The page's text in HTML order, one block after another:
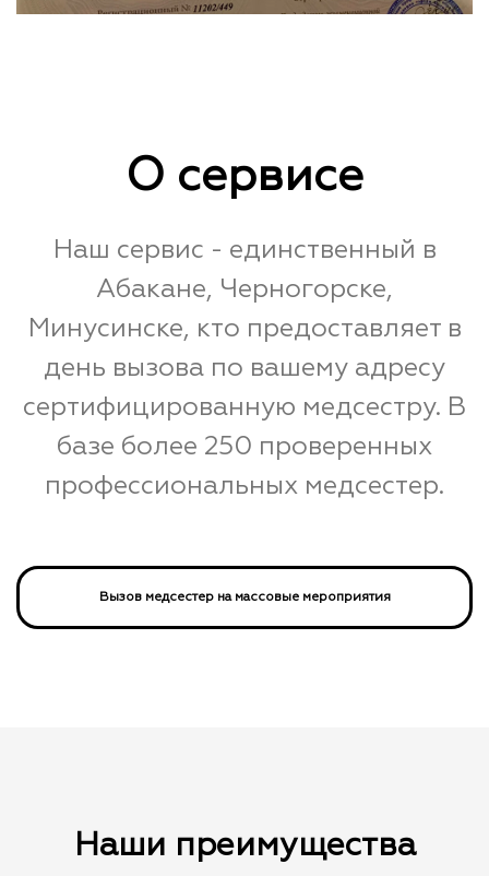
О сервисе
Наш сервис - единственный в
Абакане, Черногорске,
Минусинске, кто предоставляет в
день вызова по вашему адресу
сертифицированную медсестру. В
базе более 250 проверенных
профессиональных медсестер.
Вызов медсестер на массовые мероприятия
Наши преимущества